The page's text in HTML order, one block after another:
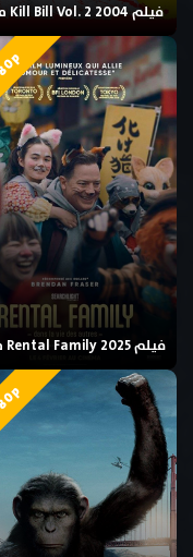
فيلم Kill Bill Vol. 2 2004 مترجم
فيلم Rental Family 2025 مترجم